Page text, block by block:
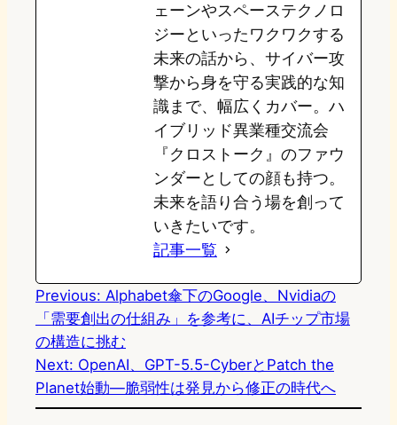
ェーンやスペーステクノロ
ジーといったワクワクする
未来の話から、サイバー攻
撃から身を守る実践的な知
識まで、幅広くカバー。ハ
イブリッド異業種交流会
『クロストーク』のファウ
ンダーとしての顔も持つ。
未来を語り合う場を創って
いきたいです。
記事一覧
Previous: Alphabet傘下のGoogle、Nvidiaの
「需要創出の仕組み」を参考に、AIチップ市場
の構造に挑む
Next: OpenAI、GPT-5.5-CyberとPatch the
Planet始動—脆弱性は発見から修正の時代へ